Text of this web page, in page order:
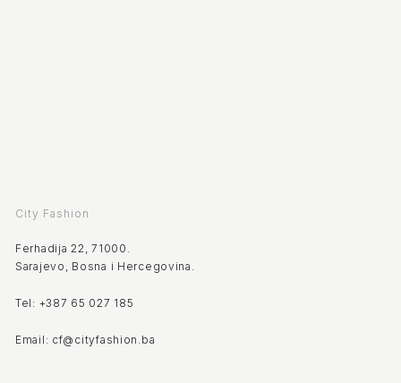
City Fashion
Ferhadija 22, 71000.
Sarajevo, Bosna i Hercegovina.
Tel: +387 65 027 185
Email: cf@cityfashion.ba